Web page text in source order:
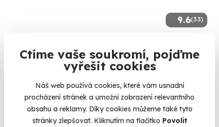
Ctíme vaše soukromí, pojďme
vyřešit cookies
Náš web používá cookies, které vám usnadní
procházení stránek a umožní zobrazení relevantního
obsahu a reklamy. Díky cookies můžeme také tyto
stránky zlepšovat. Kliknutím na tlačítko Povolit
9.6(33)
Ochutnejte originální koktejly připravené na míru právě pro
Praha - Casa Havana
1 490 Kč